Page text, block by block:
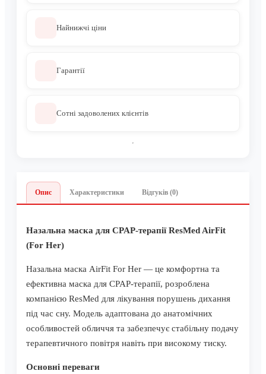
Найнижчі ціни
Гарантії
Сотні задоволених клієнтів
Опис Характеристики Відгуків (0)
Назальна маска для CPAP-терапії ResMed AirFit
(For Her)
Назальна маска AirFit For Her — це комфортна та
ефективна маска для CPAP-терапії, розроблена
компанією ResMed для лікування порушень дихання
під час сну. Модель адаптована до анатомічних
особливостей обличчя та забезпечує стабільну подачу
терапевтичного повітря навіть при високому тиску.
Основні переваги